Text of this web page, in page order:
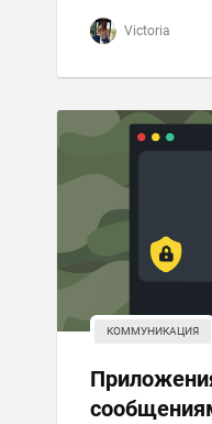
Victoria
КОММУНИКАЦИЯ